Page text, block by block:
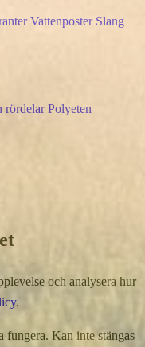
Vattenposter Slang
rördelar Polyeten
och analysera hur
.
Kan inte stängas